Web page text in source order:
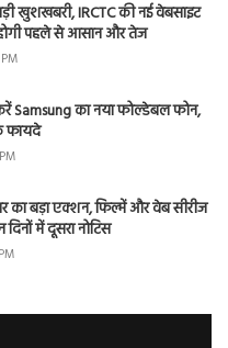
खुशखबरी, IRCTC की नई वेबसाइट
पहले से आसान और तेज
Samsung का नया फोल्डेबल फोन,
फायदे
का बड़ा एक्शन, फिल्में और वेब सीरीज
दिनों में दूसरा नोटिस